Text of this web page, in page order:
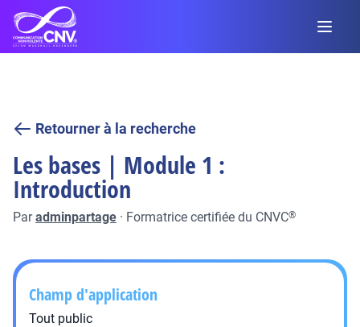
Retourner à la recherche
Les bases | Module 1 :
Introduction
Paradminpartage · Formatrice certifiée du CNVC®
Champ d'application
Tout public